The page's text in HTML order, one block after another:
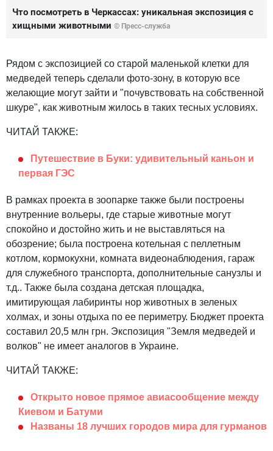
Что посмотреть в Черкассах: уникальная экспозиция с
хищными животными © Пресс-служба
Рядом с экспозицией со старой маленькой клетки для
медведей теперь сделали фото-зону, в которую все
желающие могут зайти и "почувствовать на собственной
шкуре", как животным жилось в таких тесных условиях.
ЧИТАЙ ТАКЖЕ:
Путешествие в Буки: удивительный каньон и
первая ГЭС
В рамках проекта в зоопарке также были построены
внутренние вольеры, где старые животные могут
спокойно и достойно жить и не выставляться на
обозрение; была построена котельная с пеллетным
котлом, кормокухни, комната видеонаблюдения, гараж
для служебного транспорта, дополнительные санузлы и
т.д.. Также была создана детская площадка,
имитирующая лабиринты нор животных в зеленых
холмах, и зоны отдыха по ее периметру. Бюджет проекта
составил 20,5 млн грн. Экспозиция "Земля медведей и
волков" не имеет аналогов в Украине.
ЧИТАЙ ТАКЖЕ:
Открыто новое прямое авиасообщение между
Киевом и Батуми
Названы 18 лучших городов мира для гурманов